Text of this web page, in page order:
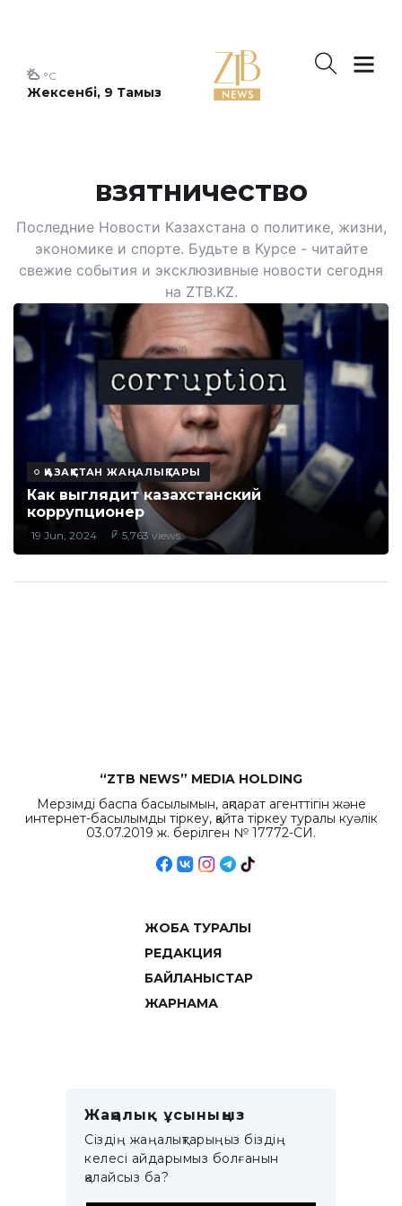
Жексенбі, 9 Тамыз
°C
взятничество
Последние Новости Казахстана о политике, жизни,
экономике и спорте. Будьте в Курсе - читайте
свежие события и эксклюзивные новости сегодня
на ZTB.KZ.
ҚАЗАҚСТАН ЖАҢАЛЫҚТАРЫ
Как выглядит казахстанский
коррупционер
19 Jun, 2024 5,763 views
“ZTB NEWS” MEDIA HOLDING
Мерзімді баспа басылымын, ақпарат агенттігін және
интернет-басылымды тіркеу, қайта тіркеу туралы куәлік
03.07.2019 ж. берілген № 17772-СИ.
ЖОБА ТУРАЛЫ
РЕДАКЦИЯ
БАЙЛАНЫСТАР
ЖАРНАМА
Жаңалық ұсыныңыз
Сіздің жаңалықтарыңыз біздің
келесі айдарымыз болғанын
қалайсыз ба?